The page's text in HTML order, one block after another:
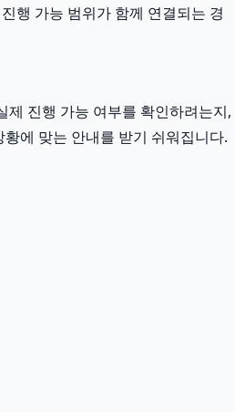
행 가능 범위가 함께 연결되는 경
진행 가능 여부를 확인하려는지,
에 맞는 안내를 받기 쉬워집니다.